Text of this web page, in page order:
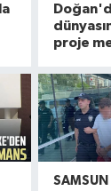
proje
SAMSUN